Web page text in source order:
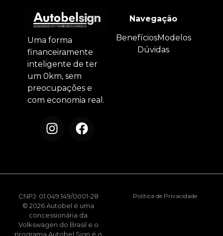
Uma forma
financeiramente
inteligente de ter
um 0km, sem
preocupações e
com economia real.
Navegação
BenefíciosModelos
Dúvidas
CNPJ: 01.049.149/0001-28
© 2026 Autobel é uma
concessionária da
Volkswagen do Brasil e o
programa Autobel Sign é o
Política de Privacidade